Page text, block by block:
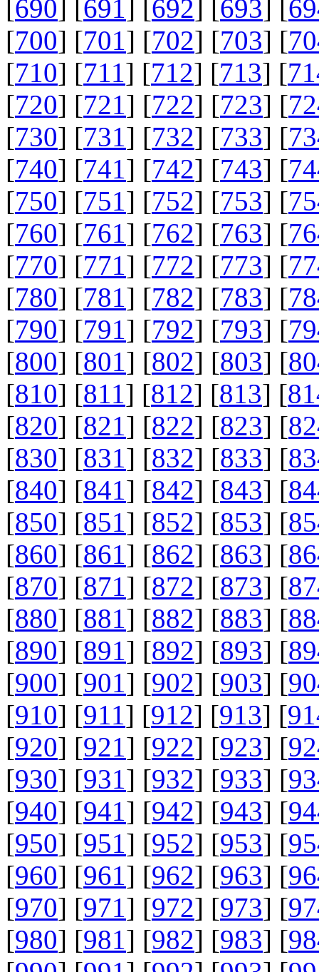
690 691 692 693
[700] [701] [702] [703] [
[710] [711] [712] [713] [
[720] [721] [722] [723] [
[730] [731] [732] [733] [
[740] [741] [742] [743] [
[750] [751] [752] [753] [
[760] [761] [762] [763] [
[770] [771] [772] [773] [
[780] [781] [782] [783] [
[790] [791] [792] [793] [
[800] [801] [802] [803] [
[810] [811] [812] [813] [
[820] [821] [822] [823] [
[830] [831] [832] [833] [
[840] [841] [842] [843] [
[850] [851] [852] [853] [
[860] [861] [862] [863] [
[870] [871] [872] [873] [
[880] [881] [882] [883] [
[890] [891] [892] [893] [
[900] [901] [902] [903] [
[910] [911] [912] [913] [
[920] [921] [922] [923] [
[930] [931] [932] [933] [
[940] [941] [942] [943] [
[950] [951] [952] [953] [
[960] [961] [962] [963] [
[970] [971] [972] [973] [
[980] [981] [982] [983] [